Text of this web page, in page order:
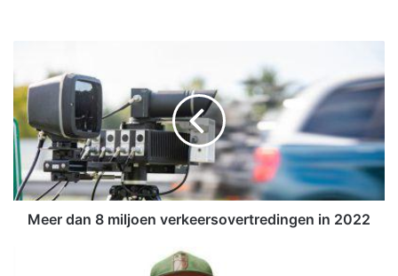
e
r
d
a
n
8
m
Meer dan 8 miljoen verkeersovertredingen in 2022